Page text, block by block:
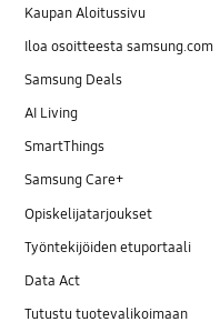
Kaupan Aloitussivu
Iloa osoitteesta samsung.com
Samsung Deals
AI Living
SmartThings
Samsung Care+
Opiskelijatarjoukset
Työntekijöiden etuportaali
Data Act
Tutustu tuotevalikoimaan